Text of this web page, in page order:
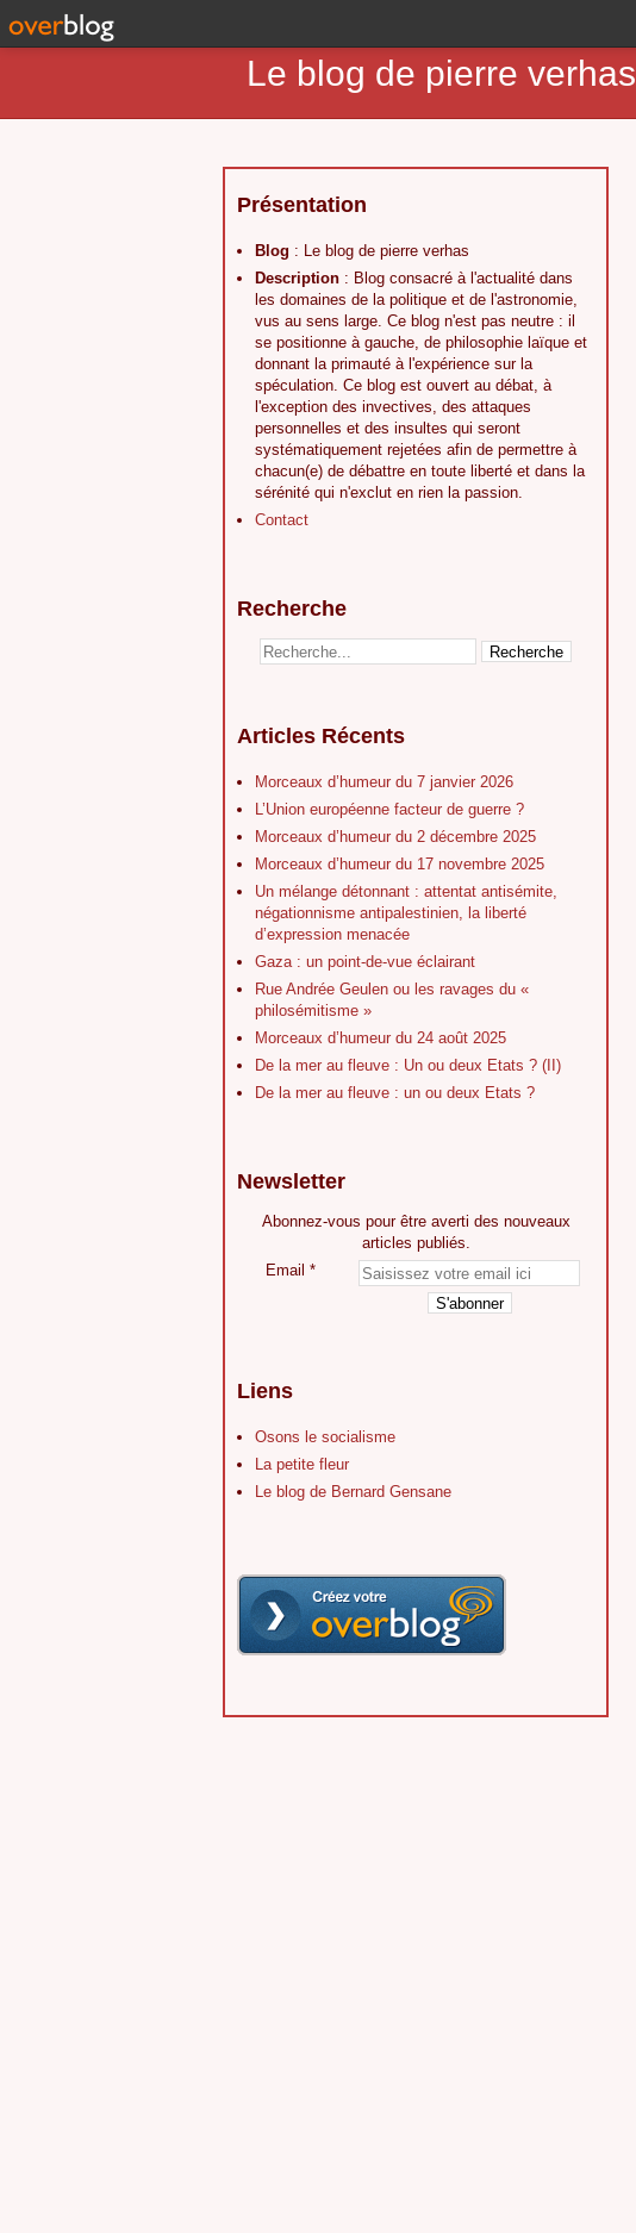
Le blog de pierre verhas
Présentation
Blog : Le blog de pierre verhas
Description : Blog consacré à l'actualité dans
les domaines de la politique et de l'astronomie,
vus au sens large. Ce blog n'est pas neutre : il
se positionne à gauche, de philosophie laïque et
donnant la primauté à l'expérience sur la
spéculation. Ce blog est ouvert au débat, à
l'exception des invectives, des attaques
personnelles et des insultes qui seront
systématiquement rejetées afin de permettre à
chacun(e) de débattre en toute liberté et dans la
sérénité qui n'exclut en rien la passion.
Contact
Recherche
Articles Récents
Morceaux d’humeur du 7 janvier 2026
L’Union européenne facteur de guerre ?
Morceaux d’humeur du 2 décembre 2025
Morceaux d’humeur du 17 novembre 2025
Un mélange détonnant : attentat antisémite,
négationnisme antipalestinien, la liberté
d’expression menacée
Gaza : un point-de-vue éclairant
Rue Andrée Geulen ou les ravages du «
philosémitisme »
Morceaux d’humeur du 24 août 2025
De la mer au fleuve : Un ou deux Etats ? (II)
De la mer au fleuve : un ou deux Etats ?
Newsletter
Abonnez-vous pour être averti des nouveaux
articles publiés.
Email
Liens
Osons le socialisme
La petite fleur
Le blog de Bernard Gensane